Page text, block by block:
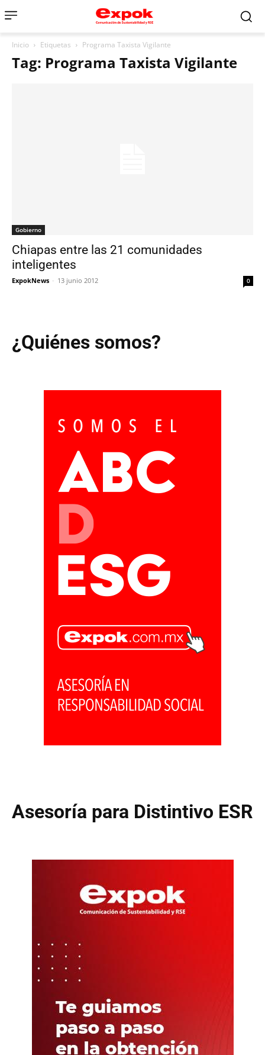
Inicio Etiquetas Programa Taxista Vigilante
Tag: Programa Taxista Vigilante
Gobierno
Chiapas entre las 21 comunidades
inteligentes
ExpokNews - 13 junio 2012 0
¿Quiénes somos?
Asesoría para Distintivo ESR